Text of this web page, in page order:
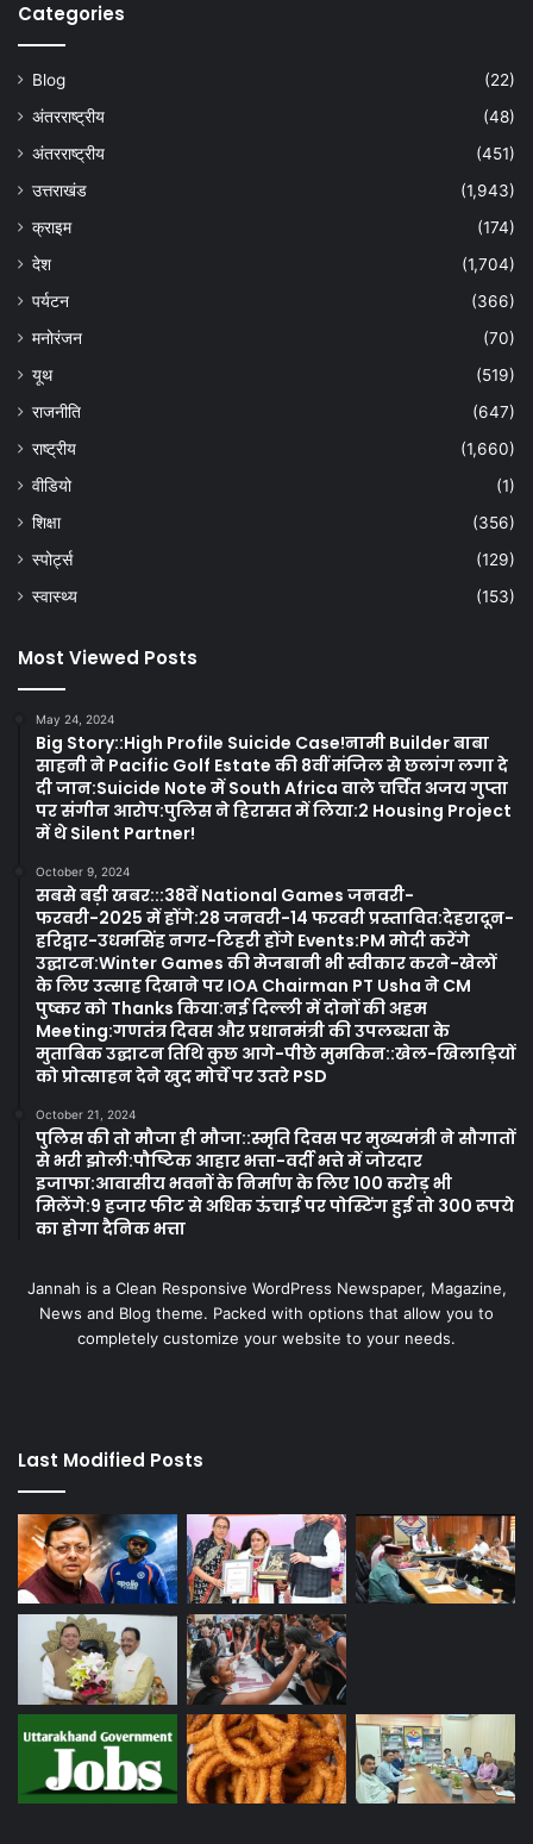
Categories
Blog
(22)
अंतरराष्ट्रीय
(48)
अंतरराष्ट्रीय
(451)
उत्तराखंड
(1,943)
क्राइम
(174)
देश
(1,704)
पर्यटन
(366)
मनोरंजन
(70)
यूथ
(519)
राजनीति
(647)
राष्ट्रीय
(1,660)
वीडियो
(1)
शिक्षा
(356)
स्पोर्ट्स
(129)
स्वास्थ्य
(153)
Most Viewed Posts
May 24, 2024
Big Story::High Profile Suicide Case!नामी Builder बाबा
साहनी ने Pacific Golf Estate की 8वीं मंजिल से छलांग लगा दे
दी जान:Suicide Note में South Africa वाले चर्चित अजय गुप्ता
पर संगीन आरोप:पुलिस ने हिरासत में लिया:2 Housing Project
में थे Silent Partner!
October 9, 2024
सबसे बड़ी खबर:::38वें National Games जनवरी-
फरवरी-2025 में होंगे:28 जनवरी-14 फरवरी प्रस्तावित:देहरादून-
हरिद्वार-उधमसिंह नगर-टिहरी होंगे Events:PM मोदी करेंगे
उद्घाटन:Winter Games की मेजबानी भी स्वीकार करने-खेलों
के लिए उत्साह दिखाने पर IOA Chairman PT Usha ने CM
पुष्कर को Thanks किया:नई दिल्ली में दोनों की अहम
Meeting:गणतंत्र दिवस और प्रधानमंत्री की उपलब्धता के
मुताबिक उद्घाटन तिथि कुछ आगे-पीछे मुमकिन::खेल-खिलाड़ियों
को प्रोत्साहन देने खुद मोर्चे पर उतरे PSD
October 21, 2024
पुलिस की तो मौजा ही मौजा::स्मृति दिवस पर मुख्यमंत्री ने सौगातों
से भरी झोली:पौष्टिक आहार भत्ता-वर्दी भत्ते में जोरदार
इजाफा:आवासीय भवनों के निर्माण के लिए 100 करोड़ भी
मिलेंगे:9 हजार फीट से अधिक ऊंचाई पर पोस्टिंग हुई तो 300 रूपये
का होगा दैनिक भत्ता
Jannah is a Clean Responsive WordPress Newspaper, Magazine,
News and Blog theme. Packed with options that allow you to
completely customize your website to your needs.
Last Modified Posts